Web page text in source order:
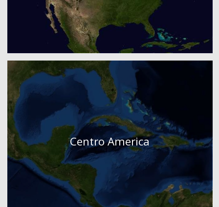
Centro America